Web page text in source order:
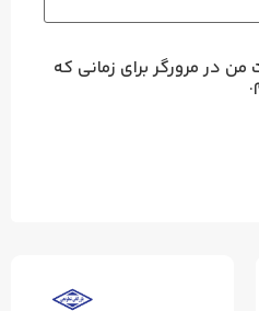
من در مرورگر برای زمانی که